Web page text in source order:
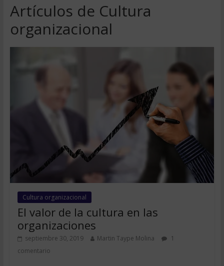
Artículos de Cultura
organizacional
Cultura organizacional
El valor de la cultura en las
organizaciones
septiembre 30, 2019 Martin Taype Molina
1
comentario